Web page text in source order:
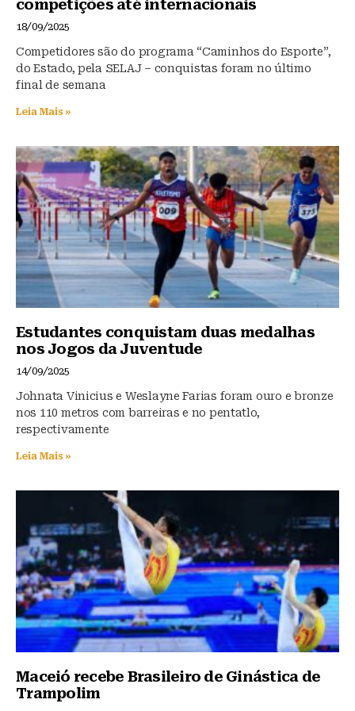
competições até internacionais
18/09/2025
Competidores são do programa “Caminhos do Esporte”,
do Estado, pela SELAJ – conquistas foram no último
final de semana
Leia Mais »
Estudantes conquistam duas medalhas
nos Jogos da Juventude
14/09/2025
Johnata Vinicius e Weslayne Farias foram ouro e bronze
nos 110 metros com barreiras e no pentatlo,
respectivamente
Leia Mais »
Maceió recebe Brasileiro de Ginástica de
Trampolim